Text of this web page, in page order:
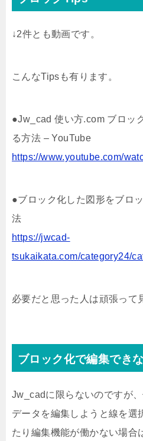
↓2件とも動画です。
こんなTipsも有ります。
●Jw_cad 使い方.com ブロッ
る方法 – YouTube
https://www.youtube.com/
●ブロック化した図形をブロ
法
https://jwcad-
tsukaikata.com/category24/
必要だと思った人は頑張って
ブロック化で編集でき
Jw_cadに限らないのですが
データを編集しようと線を選
たり編集機能が働かない場合